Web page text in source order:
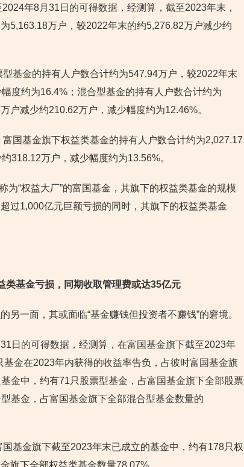
年8月31日的可得数据，经测算，截至2023年末，
5,163.18万户，较2022年末的约5,276.82万户减少约
基金的持有人户数合计约为547.94万户，较2022年末
度约为16.4%；混合型基金的持有人户数合计约为
户减少约210.62万户，减少幅度约为12.46%。
国基金旗下权益类基金的持有人户数合计约为2,027.17
318.12万户，减少幅度约为13.56%。
为“权益大厂”的富国基金，其旗下的权益类基金的规模
过1,000亿元巨额亏损的同时，其旗下的权益类基金
类基金亏损，同期收取管理费或达35亿元
另一面，其或面临“基金赚钱但投资者不赚钱”的窘境。
日的可得数据，经测算，在富国基金旗下截至2023年
金在2023年内获得的收益率告负，占彼时富国基金旗
金中，约有71只股票型基金，占富国基金旗下全部股票
基金，占富国基金旗下全部混合型基金数量的
基金旗下截至2023年末已成立的基金中，约有178只权